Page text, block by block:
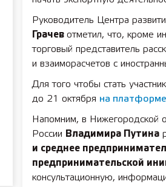
Руководитель Центра
Грачев отметил, что, кроме
торговый представитель
и взаиморасчетов с
Для того чтобы стать
до 21 октября на
Напомним, в Нижегородской
России Владимира Путина
и среднее
предпринимательской
консультационную,